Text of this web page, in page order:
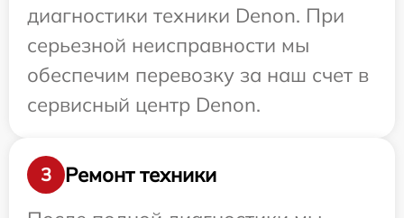
диагностики техники Denon. При
серьезной неисправности мы
обеспечим перевозку за наш счет в
сервисный центр Denon.
3
Ремонт техники